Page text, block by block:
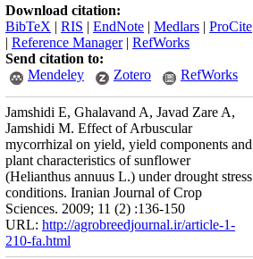
Download citation:
BibTeX | RIS | EndNote | Medlars | ProCite
| Reference Manager| RefWorks
Send citation to:
Mendeley
Zotero RefWorks
Jamshidi E, Ghalavand A, Javad Zare A,
Jamshidi M. Effect of Arbuscular
mycorrhizal on yield, yield components and
plant characteristics of sunflower
(Helianthus annuus L.) under drought stress
conditions. Iranian Journal of Crop
Sciences. 2009; 11 (2) :136-150
URL: http://agrobreedjournal.ir/article-1-
210-fa.html